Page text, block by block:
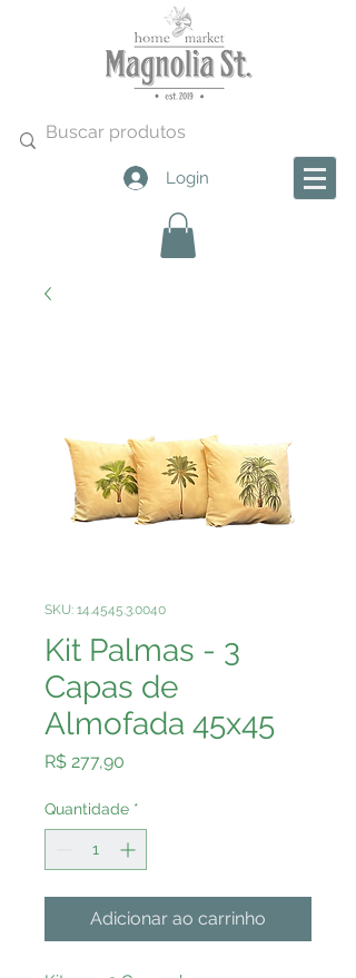
Login
SKU: 14.4545.3.0040
Kit Palmas - 3
Capas de
Almofada 45x45
R$ 277,90
Quantidade *
Adicionar ao carrinho